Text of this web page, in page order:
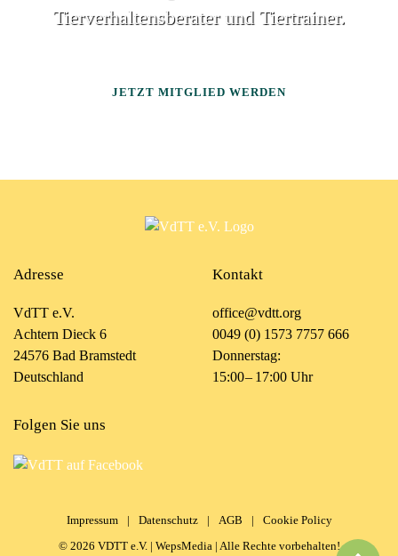
Tierverhaltensberater und Tiertrainer.
JETZT MITGLIED WERDEN
Adresse
VdTT e.V.
Achtern Dieck 6
24576 Bad Bramstedt
Deutschland
Kontakt
office@vdtt.org
0049 (0) 1573 7757 666
Donnerstag:
15:00 – 17:00 Uhr
Folgen Sie uns
Impressum | Datenschutz | AGB |
Cookie Policy
© 2026 VDTT e.V. | WepsMedia | Alle Rechte vorbehalten!